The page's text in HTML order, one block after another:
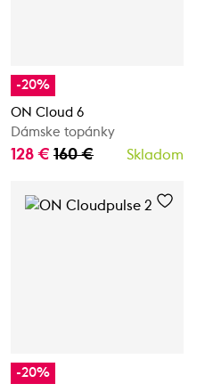
-20%
ON Cloud 6
Dámske topánky
128 € 160 € Skladom
-20%